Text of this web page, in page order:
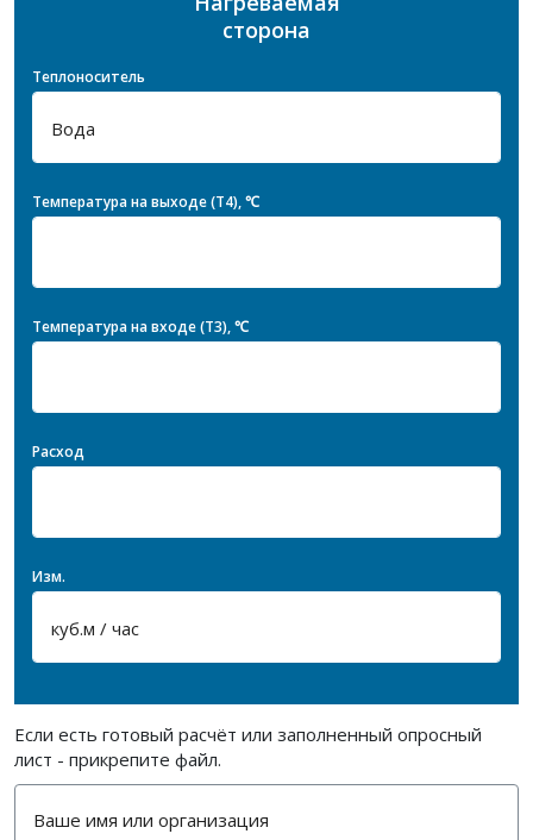
сторона
Теплоноситель
Температура на выходе (T4), ℃
Температура на входе (T3), ℃
Расход
Изм.
Если есть готовый расчёт или заполненный опросный
лист - прикрепите файл.